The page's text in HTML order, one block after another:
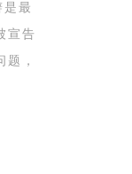
最
宣告
，